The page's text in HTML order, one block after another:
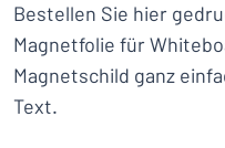
Bestellen Sie hier
Magnetfolie für
Magnetschild ganz
Text.